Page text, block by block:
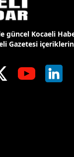
güncel Kocaeli
Gazetesi